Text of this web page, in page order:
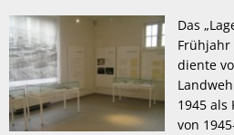
Das
Frühjahr
diente
1945 als
von